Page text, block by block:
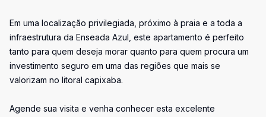
Em uma localização privilegiada, próximo à praia e a toda a
infraestrutura da Enseada Azul, este apartamento é perfeito
tanto para quem deseja morar quanto para quem procura um
investimento seguro em uma das regiões que mais se
valorizam no litoral capixaba.
Agende sua visita e venha conhecer esta excelente